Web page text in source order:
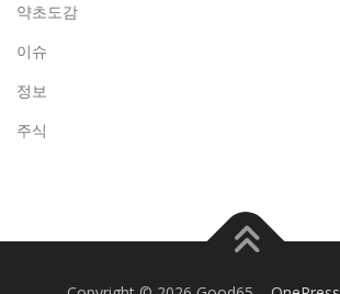
약초도감
이슈
정보
주식